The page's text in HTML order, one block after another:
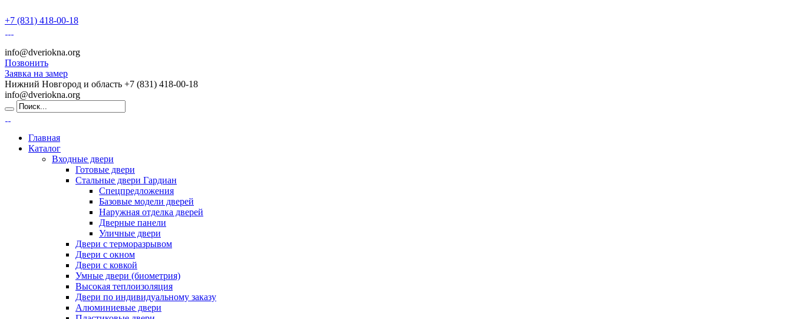
+7 (831) 418-00-18
info@dveriokna.org
Позвонить
Заявка на замер
Нижний Новгород и область +7 (831) 418-00-18
info@dveriokna.org
Главная
Каталог
Входные двери
Готовые двери
Стальные двери Гардиан
Спецпредложения
Базовые модели дверей
Наружная отделка дверей
Дверные панели
Уличные двери
Двери с терморазрывом
Двери с окном
Двери с ковкой
Умные двери (биометрия)
Высокая теплоизоляция
Двери по индивидуальному заказу
Алюминиевые двери